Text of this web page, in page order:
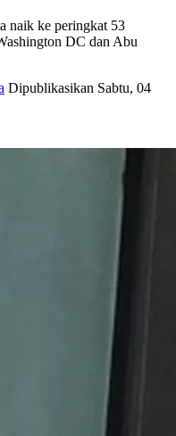
naik ke peringkat 53
DC dan Abu
Dipublikasikan Sabtu, 04